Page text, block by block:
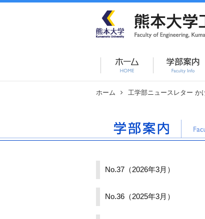
ホーム 工学部ニュースレター か
No.37（2026年3月）
No.36（2025年3月）